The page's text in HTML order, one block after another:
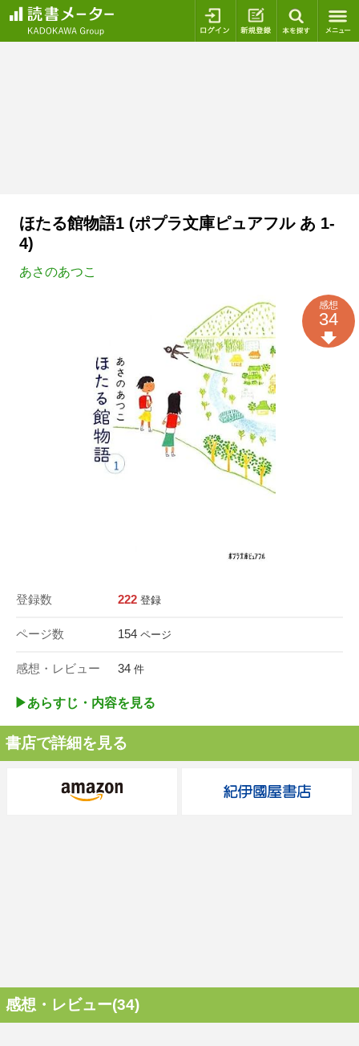
ログイン 新規登録
ほたる館物語1 (ポプラ文庫ピュアフル あ 1‐
4)
あさのあつこ
登録数 222 登録
ページ数 154 ページ
感想・レビュー 34 件
感想
34
▶︎あらすじ・内容を見る
書店で詳細を見る
感想・レビュー(34)